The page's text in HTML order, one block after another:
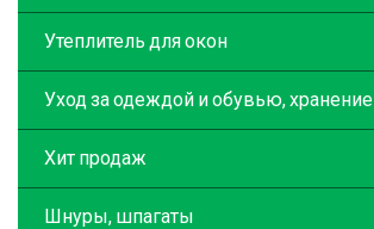
Утеплитель для окон
Уход за одеждой и обувью, хранение
Хит продаж
Шнуры, шпагаты